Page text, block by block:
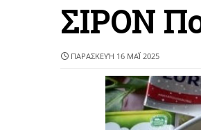
ΣΙΡΟΝ
ΠΑΡΑΣΚΕΥΉ 16 ΜΑΪ́ 2025